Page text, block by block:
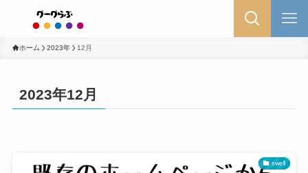
ホーム 2023年 12月
2023年12月
swell